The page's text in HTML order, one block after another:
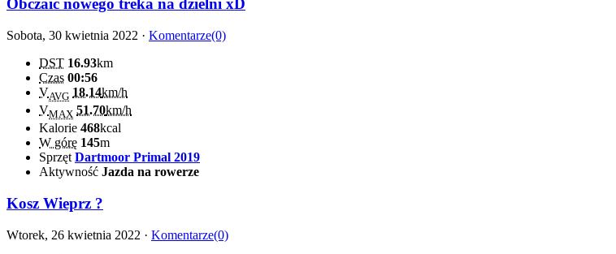
Obczaic nowego treka na dzielni xD
Sobota, 30 kwietnia 2022 · Komentarze(0)
DST 16.93km
Czas 00:56
VAVG 18.14km/h
VMAX 51.70km/h
Kalorie 468kcal
W górę 145m
Sprzęt Dartmoor Primal 2019
Aktywność Jazda na rowerze
Kosz Wieprz ?
Wtorek, 26 kwietnia 2022 · Komentarze(0)